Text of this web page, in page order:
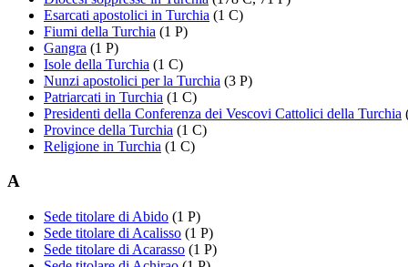
Esarcati apostolici in Turchia (1 C)
Fiumi della Turchia (1 P)
Gangra (1 P)
Isole della Turchia (1 C)
Nunzi apostolici per la Turchia (3 P)
Patriarcati in Turchia (1 C)
Presidenti della Conferenza dei Vescovi Cattolici della Turchia
Province della Turchia (1 C)
Religione in Turchia (1 C)
A
Sede titolare di Abido (1 P)
Sede titolare di Acalisso (1 P)
Sede titolare di Acarasso (1 P)